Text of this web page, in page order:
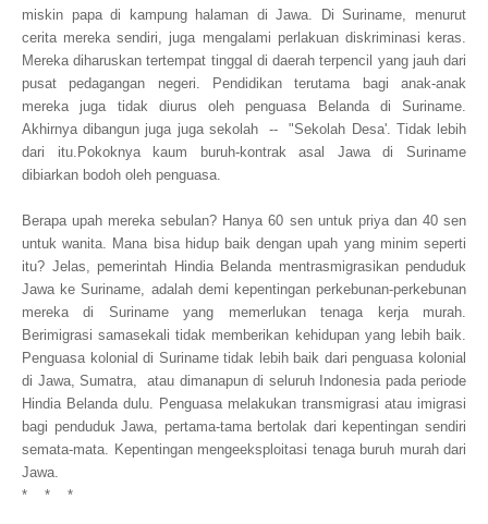
miskin papa di kampung halaman di Jawa. Di Suriname, menurut
cerita mereka sendiri, juga mengalami perlakuan diskriminasi keras.
Mereka diharuskan tertempat tinggal di daerah terpencil yang jauh dari
pusat pedagangan negeri. Pendidikan terutama bagi anak-anak
mereka juga tidak diurus oleh penguasa Belanda di Suriname.
Akhirnya dibangun juga juga sekolah -- "Sekolah Desa'. Tidak lebih
dari itu.Pokoknya kaum buruh-kontrak asal Jawa di Suriname
dibiarkan bodoh oleh penguasa.
Berapa upah mereka sebulan? Hanya 60 sen untuk priya dan 40 sen
untuk wanita. Mana bisa hidup baik dengan upah yang minim seperti
itu? Jelas, pemerintah Hindia Belanda mentrasmigrasikan penduduk
Jawa ke Suriname, adalah demi kepentingan perkebunan-perkebunan
mereka di Suriname yang memerlukan tenaga kerja murah.
Berimigrasi samasekali tidak memberikan kehidupan yang lebih baik.
Penguasa kolonial di Suriname tidak lebih baik dari penguasa kolonial
di Jawa, Sumatra, atau dimanapun di seluruh Indonesia pada periode
Hindia Belanda dulu. Penguasa melakukan transmigrasi atau imigrasi
bagi penduduk Jawa, pertama-tama bertolak dari kepentingan sendiri
semata-mata. Kepentingan mengeeksploitasi tenaga buruh murah dari
Jawa.
* * *